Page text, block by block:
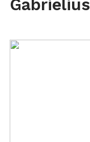
Gabrielius